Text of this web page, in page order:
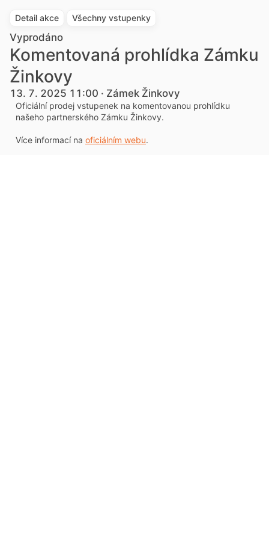
Detail akce Všechny vstupenky
Vyprodáno
Komentovaná prohlídka Zámku
Žinkovy
13. 7. 2025 11:00 · Zámek Žinkovy
Oficiální prodej vstupenek na komentovanou prohlídku
našeho partnerského Zámku Žinkovy.
Více informací na oficiálním webu.